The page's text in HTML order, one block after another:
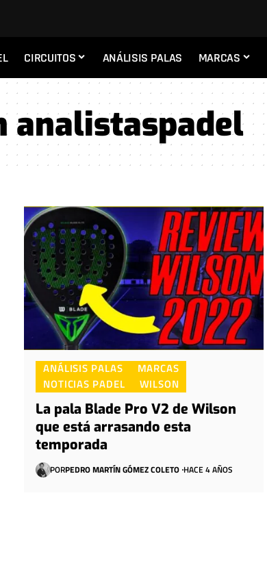
CIRCUITOS ANÁLISIS PALAS MARCAS
analistaspadel
ANÁLISIS PALAS
MARCAS
NOTICIAS PADEL
WILSON
La pala Blade Pro V2 de Wilson
que está arrasando esta
temporada
PORPEDRO MARTÍN GÓMEZ COLETO HACE 4 AÑOS